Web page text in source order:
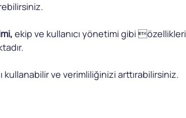
ekip ve kullanıcı yönetimi gibi özellikleri
kullanabilir ve verimliliğinizi arttırabilirsiniz.